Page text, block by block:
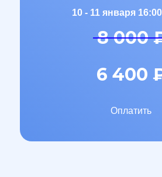
Оплатить
8 000
6 400
10 - 11 января